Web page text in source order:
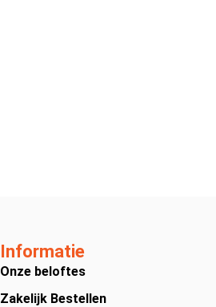
Informatie
Onze beloftes
Zakelijk Bestellen